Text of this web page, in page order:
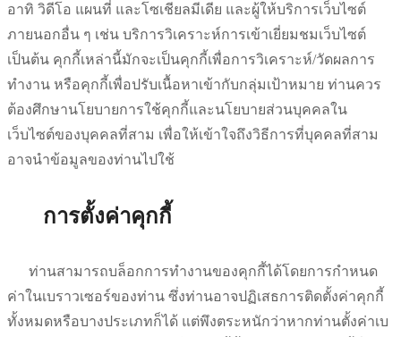
อาทิ วิดีโอ แผนที่ และโซเชียลมีเดีย และผู้ให้บริการเว็บไซต์
ภายนอกอื่น ๆ เช่น บริการวิเคราะห์การเข้าเยี่ยมชมเว็บไซต์
เป็นต้น คุกกี้เหล่านี้มักจะเป็นคุกกี้เพื่อการวิเคราะห์/วัดผลการ
ทำงาน หรือคุกกี้เพื่อปรับเนื้อหาเข้ากับกลุ่มเป้าหมาย ท่านควร
ต้องศึกษานโยบายการใช้คุกกี้และนโยบายส่วนบุคคลใน
เว็บไซต์ของบุคคลที่สาม เพื่อให้เข้าใจถึงวิธีการที่บุคคลที่สาม
อาจนำข้อมูลของท่านไปใช้
การตั้งค่าคุกกี้
ท่านสามารถบล็อกการทำงานของคุกกี้ได้โดยการกำหนด
ค่าในเบราวเซอร์ของท่าน ซึ่งท่านอาจปฏิเสธการติดตั้งค่าคุกกี้
ทั้งหมดหรือบางประเภทก็ได้ แต่พึงตระหนักว่าหากท่านตั้งค่าเบ